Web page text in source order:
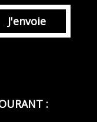
J'envoie
: